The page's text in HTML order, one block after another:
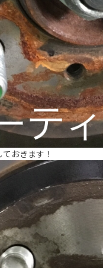
おきます！